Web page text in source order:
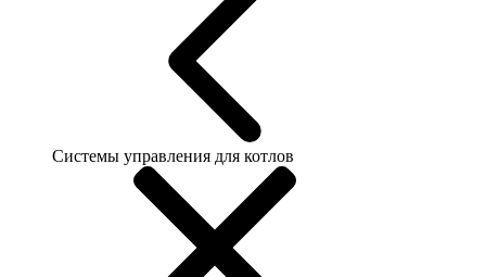
Системы управления для котлов